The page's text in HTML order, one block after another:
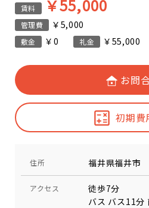
賃料 ￥55,000
管理費 ￥5,000
敷金 ￥0 礼金 ￥55,000
お問
初期費
住所 福井県福井市
アクセス
徒歩7分
バス バス11分